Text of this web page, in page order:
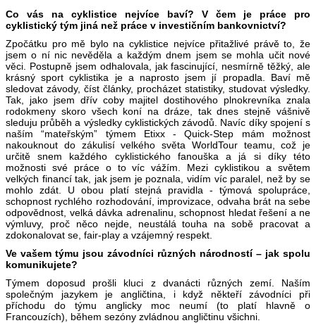
Co vás na cyklistice nejvíce baví? V čem je práce pro
cyklistický tým jiná než práce v investičním bankovnictví?
Zpočátku pro mě bylo na cyklistice nejvíce přitažlivé právě to, že
jsem o ní nic nevěděla a každým dnem jsem se mohla učit nové
věci. Postupně jsem odhalovala, jak fascinující, nesmírně těžký, ale
krásný sport cyklistika je a naprosto jsem jí propadla. Baví mě
sledovat závody, číst články, procházet statistiky, studovat výsledky.
Tak, jako jsem dřív coby majitel dostihového plnokrevníka znala
rodokmeny skoro všech koní na dráze, tak dnes stejně vášnivě
sleduju průběh a výsledky cyklistických závodů. Navíc díky spojení s
naším “mateřským” týmem Etixx - Quick-Step mám možnost
nakouknout do zákulisí velkého světa WorldTour teamu, což je
určitě snem každého cyklistického fanouška a já si díky této
možnosti své práce o to víc vážím. Mezi cyklistikou a světem
velkých financí tak, jak jsem je poznala, vidím víc paralel, než by se
mohlo zdát. U obou platí stejná pravidla - týmová spolupráce,
schopnost rychlého rozhodování, improvizace, odvaha brát na sebe
odpovědnost, velká dávka adrenalinu, schopnost hledat řešení a ne
výmluvy, proč něco nejde, neustálá touha na sobě pracovat a
zdokonalovat se, fair-play a vzájemný respekt.
Ve vašem týmu jsou závodníci různých národností – jak spolu
komunikujete?
Týmem doposud prošli kluci z dvanácti různých zemí. Naším
společným jazykem je angličtina, i když někteří závodníci při
příchodu do týmu anglicky moc neumí (to platí hlavně o
Francouzích), během sezóny zvládnou angličtinu všichni.